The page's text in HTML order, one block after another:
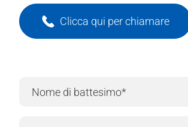
Clicca qui per chiamare